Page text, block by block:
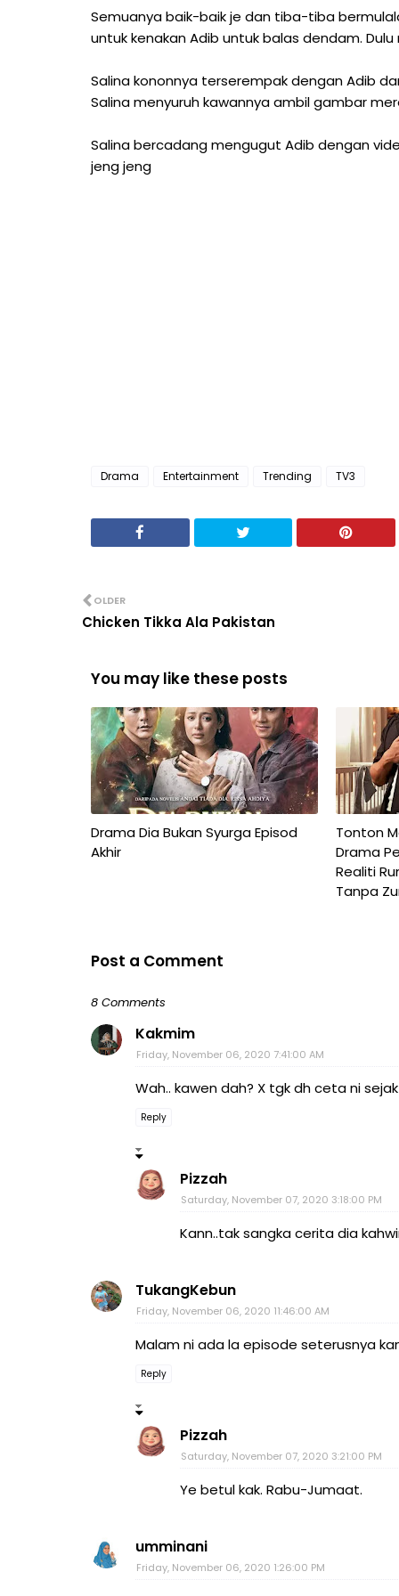
Semuanya baik-baik je dan tiba-tiba
untuk kenakan Adib untuk balas dendam.
Salina kononnya terserempak dengan Adib
Salina menyuruh kawannya ambil gambar
Salina bercadang mengugut Adib dengan
jeng jeng
Drama Entertainment Trending TV3
OLDER
Chicken Tikka Ala Pakistan
You may like these posts
Drama Dia Bukan Syurga Episod
Akhir
Tonton
Drama
Realiti
Tanpa
Post a Comment
8 Comments
Kakmim
Friday, November 06, 2020 7:41:00 AM
Wah.. kawen dah? X tgk dh ceta ni
Reply
Pizzah
Saturday, November 07, 2020 3:18:00 PM
Kann..tak sangka cerita dia
TukangKebun
Friday, November 06, 2020 11:46:00 AM
Malam ni ada la episode seterusnya
Reply
Pizzah
Saturday, November 07, 2020 3:21:00 PM
Ye betul kak. Rabu-Jumaat.
umminani
Friday, November 06, 2020 1:26:00 PM